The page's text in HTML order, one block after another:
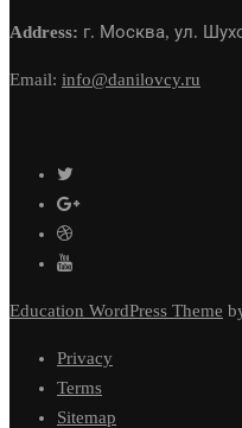
Address: г. Москва, ул.
Email: info@danilovcy.ru
Education WordPress Theme
Privacy
Terms
Sitemap